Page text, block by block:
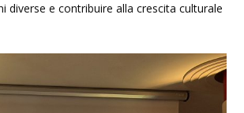
e contribuire alla crescita culturale